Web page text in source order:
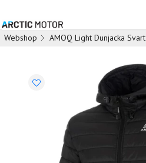
Webshop AMOQ Light Dunjacka Svart